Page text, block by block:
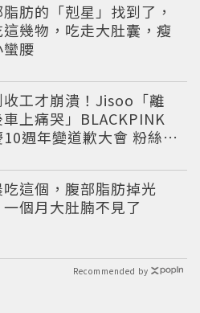
肪的「剋星」找到了，
這幾物，吃走大肚囊，瘦
蠻腰
收工才崩潰！Jisoo「離
上痛哭」BLACKPINK
週年變道歉大會 粉絲看
這個，腹部脂肪掉光
一個月大肚腩不見了
Recommended by